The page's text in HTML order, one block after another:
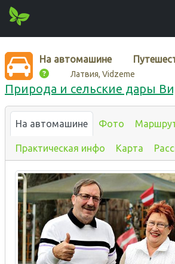
На автомашине
Латвия, Vidzeme
Природа и сельские дары
На автомашине Фото
Практическая инфо Карта